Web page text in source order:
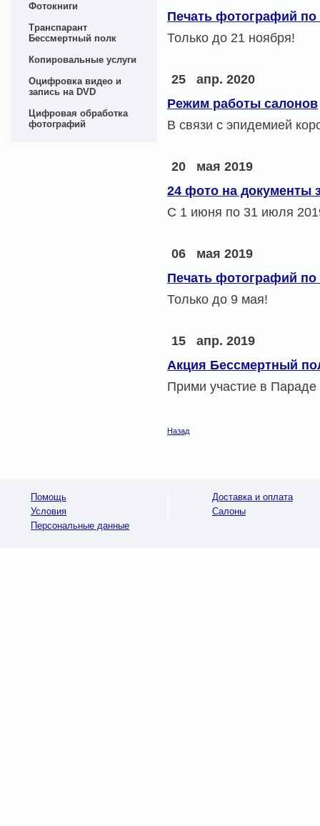
Фотокниги
Транспарант
Бессмертный полк
Копировальные услуги
Оцифровка видео и
запись на DVD
Цифровая обработка
фотографий
Печать фотографий по
Только до 21 ноября!
25
апр. 2020
Режим работы салонов
В связи с эпидемией
20
мая 2019
24 фото на документы
С 1 июня по 31 июля
06
мая 2019
Печать фотографий по
Только до 9 мая!
15
апр. 2019
Акция Бессмертный
Прими участие в
Назад
Помощь
Условия
Персональные данные
Доставка и оплата
Салоны